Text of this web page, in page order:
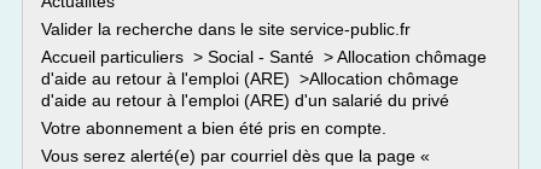
Valider la recherche dans le site service-public.fr
Accueil particuliers > Social - Santé > Allocation chômage
d'aide au retour à l'emploi (ARE) >Allocation chômage
d'aide au retour à l'emploi (ARE) d'un salarié du privé
Votre abonnement a bien été pris en compte.
Vous serez alerté(e) par courriel dès que la page «